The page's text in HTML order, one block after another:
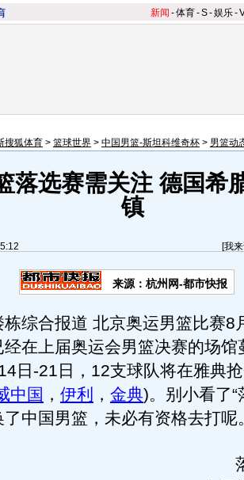
新闻 -体育-S-娱乐-
搜狐体育 > 篮球世界 > 中国男篮-斯坦科维奇杯 > 男篮动
落选赛需关注 德国希
镇
[我
来源：杭州网-都市快报
合报道 北京奥运男篮比赛8
在上届奥运会男篮决赛的场馆
日-21日，12支球队将在雅典
中国 ， 伊利 ， 金典)。别小看了“
中国男篮，未必有资格去打呢
落